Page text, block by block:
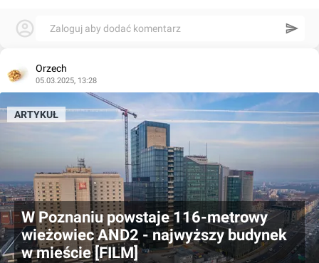
Zaloguj aby dodać komentarz
Orzech
05.03.2025, 13:28
W Poznaniu powstaje 116-metrowy
wieżowiec AND2 - najwyższy budynek
w mieście [FILM]
ARTYKUŁ